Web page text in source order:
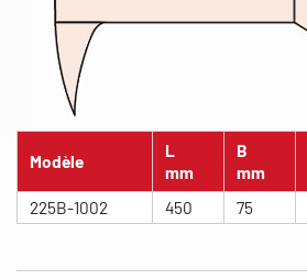
Modèle
L
mm
B
mm
225B-1002
450 75